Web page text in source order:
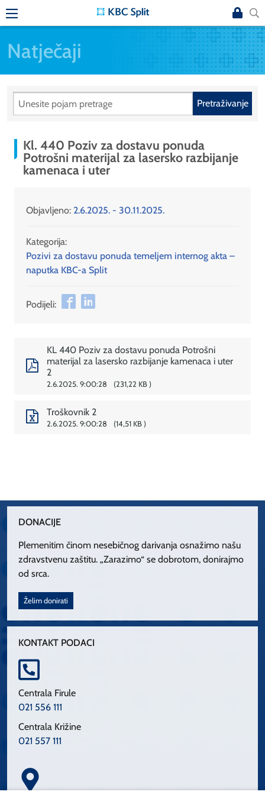
Natječaji
Pretraživanje
Kl. 440 Poziv za dostavu ponuda
Potrošni materijal za lasersko razbijanje
kamenaca i uter
Objavljeno: 2.6.2025. - 30.11.2025.
Kategorija:
Pozivi za dostavu ponuda temeljem internog akta –
naputka KBC-a Split
Podijeli:
KL 440 Poziv za dostavu ponuda Potrošni
materijal za lasersko razbijanje kamenaca i uter
2
2.6.2025. 9:00:28 231,22 KB
Troškovnik 2
2.6.2025. 9:00:28 14,51 KB
DONACIJE
Plemenitim činom nesebičnog darivanja osnažimo našu
zdravstvenu zaštitu. „Zarazimo“ se dobrotom, donirajmo
od srca.
Želim donirati
KONTAKT PODACI
Centrala Firule
021 556 111
Centrala Križine
021 557 111